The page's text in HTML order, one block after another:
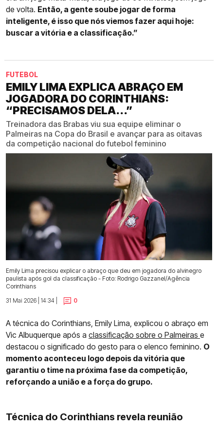
de volta. Então, a gente soube jogar de forma
inteligente, é isso que nós viemos fazer aqui hoje:
buscar a vitória e a classificação.”
FUTEBOL
EMILY LIMA EXPLICA ABRAÇO EM
JOGADORA DO CORINTHIANS:
“PRECISAMOS DELA...”
Treinadora das Brabas viu sua equipe eliminar o
Palmeiras na Copa do Brasil e avançar para as oitavas
da competição nacional do futebol feminino
Emily Lima precisou explicar o abraço que deu em jogadora do alvinegro
paulista após gol da classificação - Foto: Rodrigo Gazzanel/Agência
Corinthians
31 Mai 2026 | 14:34 |
0
A técnica do Corinthians, Emily Lima, explicou o abraço em
Vic Albuquerque após a classificação sobre o Palmeiras e
destacou o significado do gesto para o elenco feminino. O
momento aconteceu logo depois da vitória que
garantiu o time na próxima fase da competição,
reforçando a união e a força do grupo.
Técnica do Corinthians revela reunião